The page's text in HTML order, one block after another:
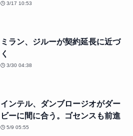
3/17 10:53
ミラン、ジルーが契約延長に近づ
く
3/30 04:38
インテル、ダンブロージオがダー
ビーに間に合う。ゴセンスも前進
5/9 05:55